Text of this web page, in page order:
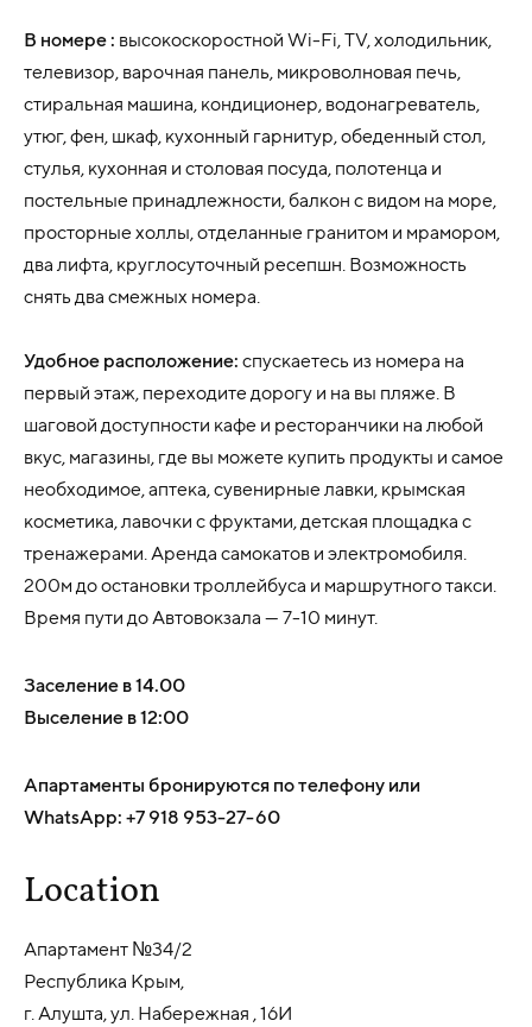
В номере : высокоскоростной Wi-Fi, TV, холодильник,
телевизор, варочная панель, микроволновая печь,
стиральная машина, кондиционер, водонагреватель,
утюг, фен, шкаф, кухонный гарнитур, обеденный стол,
стулья, кухонная и столовая посуда, полотенца и
постельные принадлежности, балкон с видом на море,
просторные холлы, отделанные гранитом и мрамором,
два лифта, круглосуточный ресепшн. Возможность
снять два смежных номера.
Удобное расположение: спускаетесь из номера на
первый этаж, переходите дорогу и на вы пляже. В
шаговой доступности кафе и ресторанчики на любой
вкус, магазины, где вы можете купить продукты и самое
необходимое, аптека, сувенирные лавки, крымская
косметика, лавочки с фруктами, детская площадка с
тренажерами. Аренда самокатов и электромобиля.
200м до остановки троллейбуса и маршрутного такси.
Время пути до Автовокзала — 7-10 минут.
Заселение в 14.00
Выселение в 12:00
Апартаменты бронируются по телефону или
WhatsApp: +7 918 953-27-60
Location
Апартамент №34/2
Республика Крым,
г. Алушта, ул. Набережная , 16И